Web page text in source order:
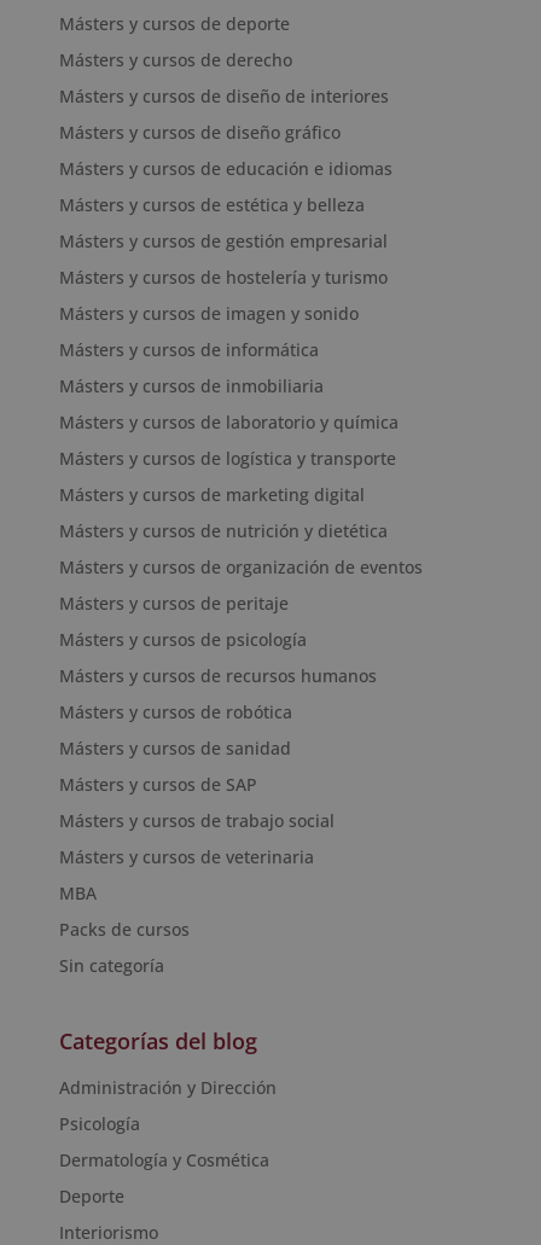
Másters y cursos de deporte
Másters y cursos de derecho
Másters y cursos de diseño de interiores
Másters y cursos de diseño gráfico
Másters y cursos de educación e idiomas
Másters y cursos de estética y belleza
Másters y cursos de gestión empresarial
Másters y cursos de hostelería y turismo
Másters y cursos de imagen y sonido
Másters y cursos de informática
Másters y cursos de inmobiliaria
Másters y cursos de laboratorio y química
Másters y cursos de logística y transporte
Másters y cursos de marketing digital
Másters y cursos de nutrición y dietética
Másters y cursos de organización de eventos
Másters y cursos de peritaje
Másters y cursos de psicología
Másters y cursos de recursos humanos
Másters y cursos de robótica
Másters y cursos de sanidad
Másters y cursos de SAP
Másters y cursos de trabajo social
Másters y cursos de veterinaria
MBA
Packs de cursos
Sin categoría
Categorías del blog
Administración y Dirección
Psicología
Dermatología y Cosmética
Deporte
Interiorismo